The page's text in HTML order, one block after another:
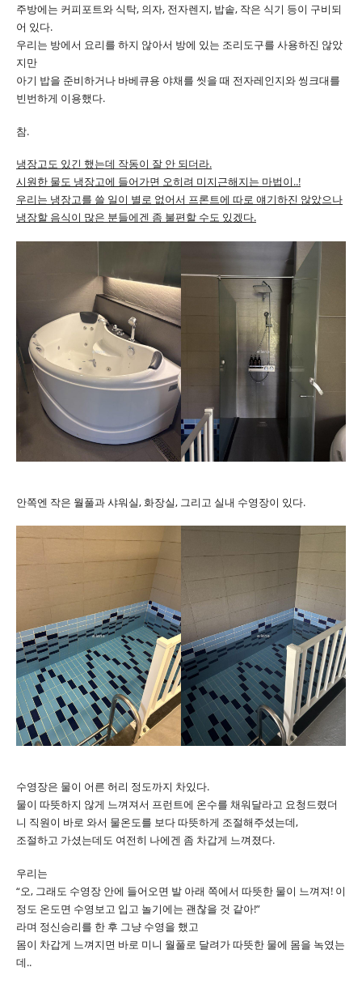
주방에는 커피포트와 식탁, 의자, 전자렌지, 밥솥, 작은 식기 등이 구비되
어 있다.
우리는 방에서 요리를 하지 않아서 방에 있는 조리도구를 사용하진 않았
지만
아기 밥을 준비하거나 바베큐용 야채를 씻을 때 전자레인지와 씽크대를
빈번하게 이용했다.
참.
냉장고도 있긴 했는데 작동이 잘 안 되더라.
시원한 물도 냉장고에 들어가면 오히려 미지근해지는 마법이..!
우리는 냉장고를 쓸 일이 별로 없어서 프론트에 따로 얘기하진 않았으나
냉장할 음식이 많은 분들에겐 좀 불편할 수도 있겠다.
안쪽엔 작은 월풀과 샤워실, 화장실, 그리고 실내 수영장이 있다.
수영장은 물이 어른 허리 정도까지 차있다.
물이 따뜻하지 않게 느껴져서 프런트에 온수를 채워달라고 요청드렸더
니 직원이 바로 와서 물온도를 보다 따뜻하게 조절해주셨는데,
조절하고 가셨는데도 여전히 나에겐 좀 차갑게 느껴졌다.
우리는
“오, 그래도 수영장 안에 들어오면 발 아래 쪽에서 따뜻한 물이 느껴져! 이
정도 온도면 수영보고 입고 놀기에는 괜찮을 것 같아!”
라며 정신승리를 한 후 그냥 수영을 했고
몸이 차갑게 느껴지면 바로 미니 월풀로 달려가 따뜻한 물에 몸을 녹였는
데..